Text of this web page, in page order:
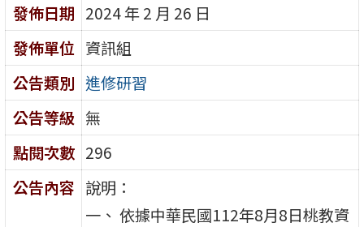
發佈日期 2024 年 2 月 26 日
發佈單位 資訊組
公告類別 進修研習
公告等級 無
點閱次數 296
公告內容 說明：
一、 依據中華民國112年8月8日桃教資